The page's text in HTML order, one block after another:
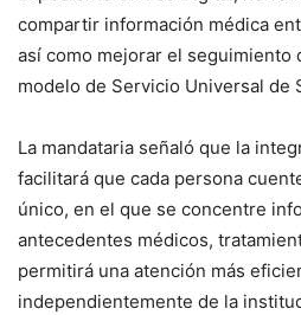
compartir información médica
así como mejorar el seguimiento
modelo de Servicio Universal de
La mandataria señaló que la
facilitará que cada persona
único, en el que se concentre
antecedentes médicos,
permitirá una atención más
independientemente de la